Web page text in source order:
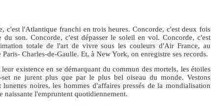
c'est l'Atlantique franchi en trois heures. Concorde, c'est deux fois
du son. Concorde, c'est dépasser le soleil en vol. Concorde, c'est
totale de l'art de vivre sous les couleurs d'Air France, au
Paris- Charles-de-Gaulle. Et, à New York, on enregistre ses records.
existence en se démarquant du commun des mortels, les étoiles
ne jurent plus que par le plus bel oiseau du monde. Vestons
lunettes noires, les hommes d'affaires pressés de la mondialisation
naissante l'empruntent quotidiennement.